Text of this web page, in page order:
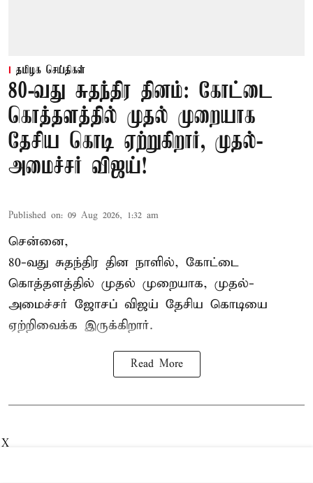
தமிழக செய்திகள்
80-வது சுதந்திர தினம்: கோட்டை
கொத்தளத்தில் முதல் முறையாக
தேசிய கொடி ஏற்றுகிறார், முதல்-
அமைச்சர் விஜய்!
Published on: 09 Aug 2026, 1:32 am
சென்னை,
80-வது சுதந்திர தின நாளில், கோட்டை
கொத்தளத்தில் முதல் முறையாக, முதல்-
அமைச்சர் ஜோசப் விஜய் தேசிய கொடியை
ஏற்றிவைக்க இருக்கிறார்.
Read More
X